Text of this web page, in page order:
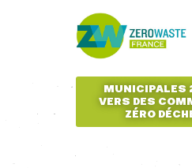
MUNICIPALES
VERS DES
ZÉRO